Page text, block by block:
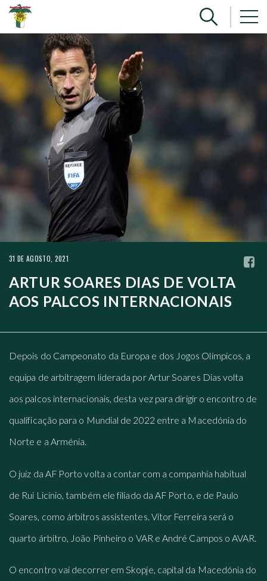
31 DE AGOSTO, 2021
ARTUR SOARES DIAS DE VOLTA
AOS PALCOS INTERNACIONAIS
Depois do Campeonato da Europa e dos Jogos Olímpicos, a
equipa de arbitragem liderada por Artur Soares Dias volta
aos palcos internacionais, desta vez para dirigir o encontro de
qualificação para o Mundial de 2022 entre a Macedónia do
Norte e a Arménia.
O juiz da AF Porto volta a contar com a companhia habitual
de Rui Licínio, também ele filiado da AF Porto, e de Paulo
Soares, como árbitros assistentes. Vítor Ferreira será o
quarto árbitro, João Pinheiro o VAR e André Campos o AVAR.
O encontro vai decorrer em Skopje, capital da Macedónia do